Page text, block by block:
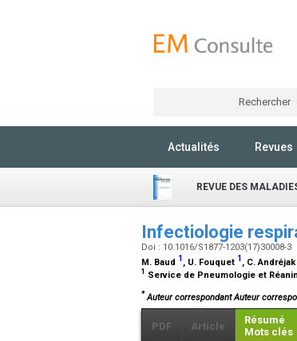
Rechercher
Actualités Revues
REVUE DES
Infectiologie
Doi : 10.1016/S1877-1203(17)30008-3
M. Baud 1 , U. Fouquet 1 , C. Andréjak
1 Service de Pneumologie et
* Auteur correspondant Auteur
PDF Article
Résumé
Mots clés